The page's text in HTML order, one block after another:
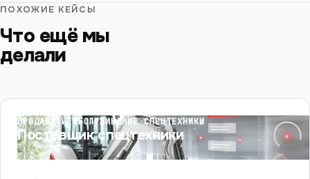
ПОХОЖИЕ КЕЙСЫ
Что ещё мы
делали
ПРОДАЖА И ОБСЛУЖИВАНИЕ СПЕЦТЕХНИКИ
Поставщик спецтехники